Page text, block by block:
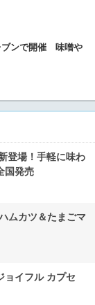
ブンで開催 味噌や
登場！手軽に味わ
国発売
ムカツ＆たまごマ
ョイフル カプセ